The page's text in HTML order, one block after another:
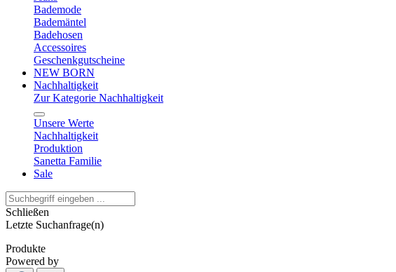
Bademode
Bademäntel
Badehosen
Accessoires
Geschenkgutscheine
NEW BORN
Nachhaltigkeit
Zur Kategorie Nachhaltigkeit
Unsere Werte
Nachhaltigkeit
Produktion
Sanetta Familie
Sale
Schließen
Letzte Suchanfrage(n)
Produkte
Powered by